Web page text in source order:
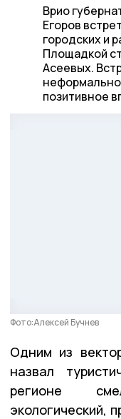
Врио
Егоров
городских и
Площадкой
Асеевых.
позитивное
Фото:Алексей Бучнев
Одним из
назвал
регионе
экологический,